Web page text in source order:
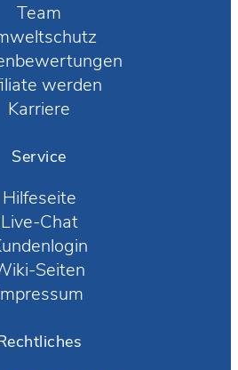
Team
werden
Karriere
Service
Hilfeseite
Live-Chat
Seiten